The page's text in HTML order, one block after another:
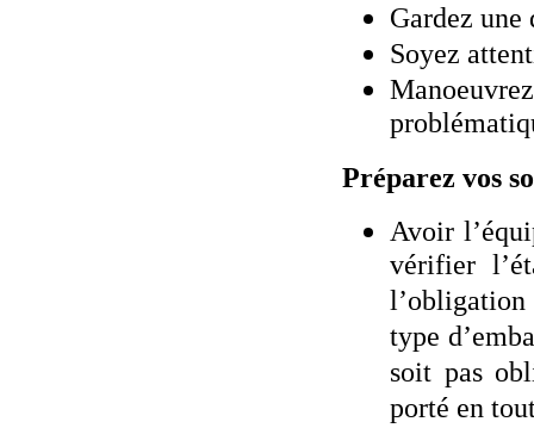
Gardez une
Soyez
Préparez vos
Avoir
vérifier
l’obligation
type
soit pas
porté en